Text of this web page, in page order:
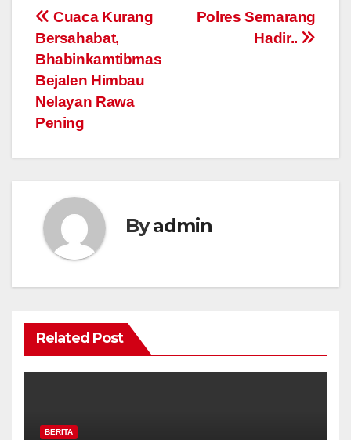
Post
navigation
Polres Semarang
Hadir..
Cuaca Kurang
Bersahabat,
Bhabinkamtibmas
Bejalen Himbau
Nelayan Rawa
Pening
Byadmin
Related Post
BERITA